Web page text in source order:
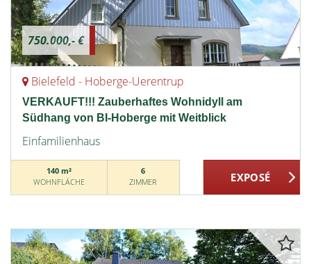
750.000,- €
Bielefeld - Hoberge-Uerentrup
VERKAUFT!!! Zauberhaftes Wohnidyll am
Südhang von BI-Hoberge mit Weitblick
Einfamilienhaus
140 m²
WOHNFLÄCHE
6
ZIMMER